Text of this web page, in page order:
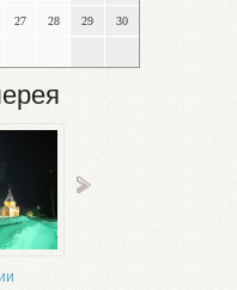
27 28 29 30